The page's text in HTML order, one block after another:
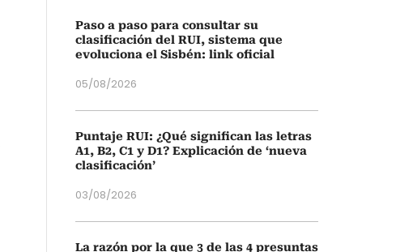
Paso a paso para consultar su
clasificación del RUI, sistema que
evoluciona el Sisbén: link oficial
05/08/2026
Puntaje RUI: ¿Qué significan las letras
A1, B2, C1 y D1? Explicación de ‘nueva
clasificación’
03/08/2026
La razón por la que 3 de las 4 presuntas